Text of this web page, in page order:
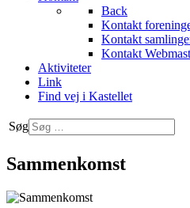
Back
Kontakt
Kontakt
Kontakt
Aktiviteter
Link
Find vej i Kastellet
Søg
Sammenkomst